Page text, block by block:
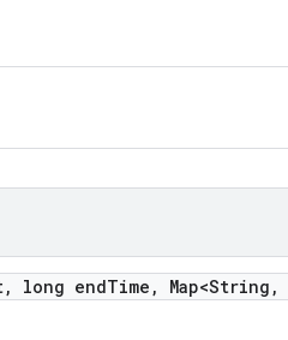
, long endTime , Map<String ,